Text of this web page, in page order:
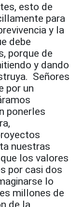
esto de
para
y la
debe
porque de
y dando
Señores
por un
ponerles
nuestras
los valores
por casi dos
lo
millones de
de la